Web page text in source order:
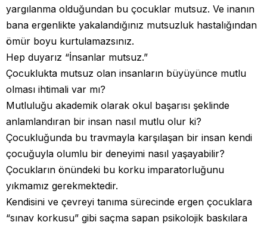
yargılanma olduğundan bu çocuklar mutsuz. Ve inanın
bana ergenlikte yakalandığınız mutsuzluk hastalığından
ömür boyu kurtulamazsınız.
Hep duyarız “İnsanlar mutsuz.”
Çocuklukta mutsuz olan insanların büyüyünce mutlu
olması ihtimali var mı?
Mutluluğu akademik olarak okul başarısı şeklinde
anlamlandıran bir insan nasıl mutlu olur ki?
Çocukluğunda bu travmayla karşılaşan bir insan kendi
çocuğuyla olumlu bir deneyimi nasıl yaşayabilir?
Çocukların önündeki bu korku imparatorluğunu
yıkmamız gerekmektedir.
Kendisini ve çevreyi tanıma sürecinde ergen çocuklara
“sınav korkusu” gibi saçma sapan psikolojik baskılara